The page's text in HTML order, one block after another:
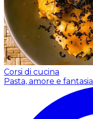
Corsi di cucina
Pasta, amore e fantasia